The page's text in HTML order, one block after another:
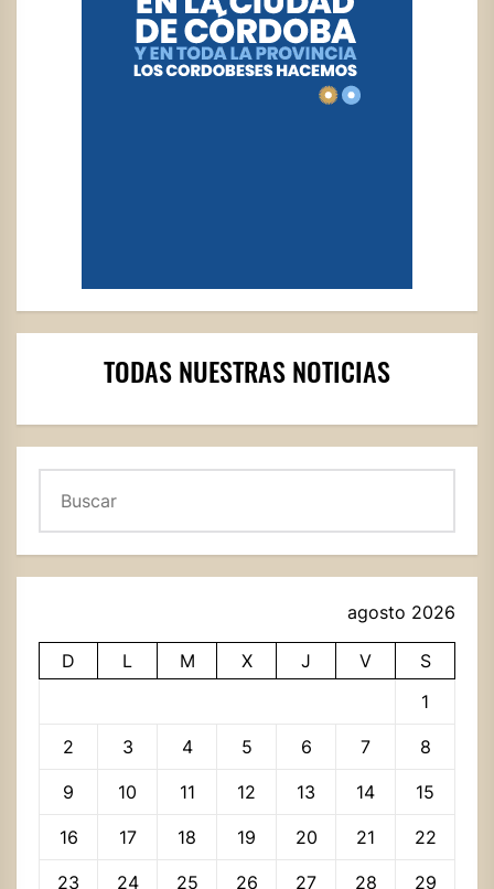
TODAS NUESTRAS NOTICIAS
agosto 2026
D L M X J V
S
1
2 3 4 5 6 7 8
9 10 11 12 13 14 15
16 17 18 19 20 21 22
23 24 25 26 27 28 29